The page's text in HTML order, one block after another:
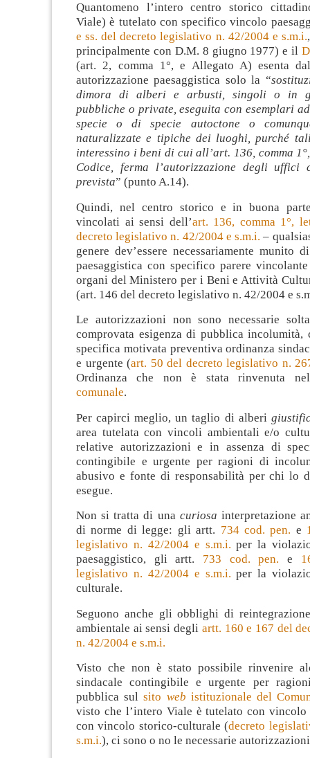
Quantomeno l’intero centro storico
Viale) è tutelato con specifico vincolo
e ss. del decreto legislativo n. 42/2004 e s.m.i.
principalmente con D.M. 8 giugno 1977) e il
(art. 2, comma 1°, e Allegato A) esenta
autorizzazione paesaggistica solo la “
dimora di alberi e arbusti, singoli o in
pubbliche o private, eseguita con esemplari
specie o di specie autoctone o
naturalizzate e tipiche dei luoghi, purché
interessino i beni di cui all’art. 136, comma
Codice, ferma l’autorizzazione degli uffici
prevista” (punto A.14).
Quindi, nel centro storico e in buona
vincolati ai sensi dell’art. 136, comma 1°,
decreto legislativo n. 42/2004 e s.m.i. –
genere dev’essere necessariamente munito
paesaggistica con specifico parere
organi del Ministero per i Beni e Attività
(art. 146 del decreto legislativo n. 42/2004 e
Le autorizzazioni non sono necessarie
comprovata esigenza di pubblica incolumità,
specifica motivata preventiva ordinanza
e urgente (art. 50 del decreto legislativo n.
Ordinanza che non è stata rinvenuta
comunale.
Per capirci meglio, un taglio di alberi
area tutelata con vincoli ambientali e/o
relative autorizzazioni e in assenza di
contingibile e urgente per ragioni di
abusivo e fonte di responsabilità per chi lo
esegue.
Non si tratta di una curiosa interpretazione
di norme di legge: gli artt. 734 cod. pen. e
legislativo n. 42/2004 e s.m.i. per la
paesaggistico, gli artt. 733 cod. pen. e
legislativo n. 42/2004 e s.m.i. per la
culturale.
Seguono anche gli obblighi di
ambientale ai sensi degli artt. 160 e 167 del
n. 42/2004 e s.m.i.
Visto che non è stato possibile rinvenire
sindacale contingibile e urgente per
pubblica sulsito web istituzionale del
visto che l’intero Viale è tutelato con vincolo
con vincolo storico-culturale (decreto
s.m.i.), ci sono o no le necessarie